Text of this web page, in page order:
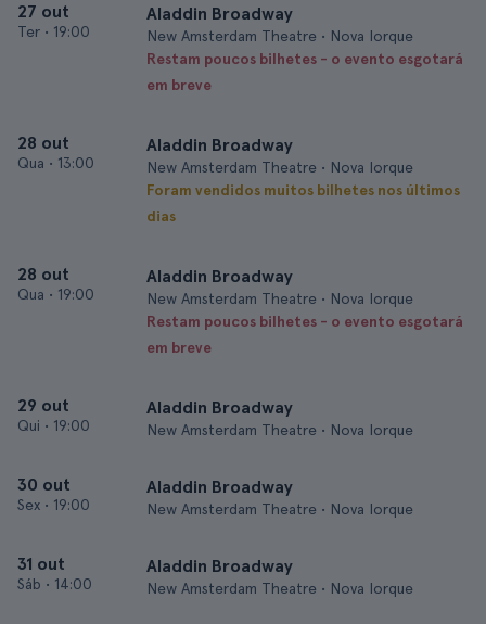
27 out
Ter • 19:00
Aladdin Broadway
New Amsterdam Theatre • Nova Iorque
Restam poucos bilhetes - o evento esgotará
em breve
28 out
Qua • 13:00
Aladdin Broadway
New Amsterdam Theatre • Nova Iorque
Foram vendidos muitos bilhetes nos últimos
dias
28 out
Qua • 19:00
Aladdin Broadway
New Amsterdam Theatre • Nova Iorque
Restam poucos bilhetes - o evento esgotará
em breve
29 out
Qui • 19:00
Aladdin Broadway
New Amsterdam Theatre • Nova Iorque
30 out
Sex • 19:00
Aladdin Broadway
New Amsterdam Theatre • Nova Iorque
31 out
Sáb • 14:00
Aladdin Broadway
New Amsterdam Theatre • Nova Iorque